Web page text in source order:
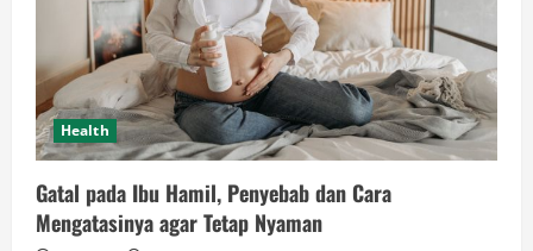
Health
Gatal pada Ibu Hamil, Penyebab dan Cara
Mengatasinya agar Tetap Nyaman